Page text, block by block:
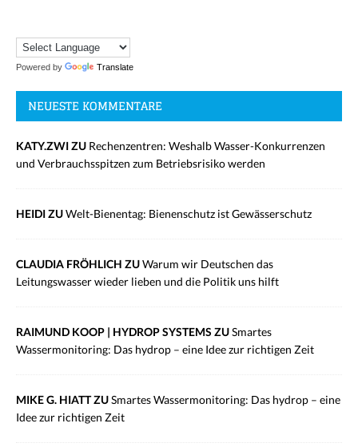
Powered by Translate
NEUESTE KOMMENTARE
KATY.ZWI ZU Rechenzentren: Weshalb Wasser-Konkurrenzen
und Verbrauchsspitzen zum Betriebsrisiko werden
HEIDI ZUWelt-Bienentag: Bienenschutz ist Gewässerschutz
CLAUDIA FRÖHLICH ZUWarum wir Deutschen das
Leitungswasser wieder lieben und die Politik uns hilft
RAIMUND KOOP | HYDROP SYSTEMS ZUSmartes
Wassermonitoring: Das hydrop – eine Idee zur richtigen Zeit
MIKE G. HIATT ZUSmartes Wassermonitoring: Das hydrop – eine
Idee zur richtigen Zeit